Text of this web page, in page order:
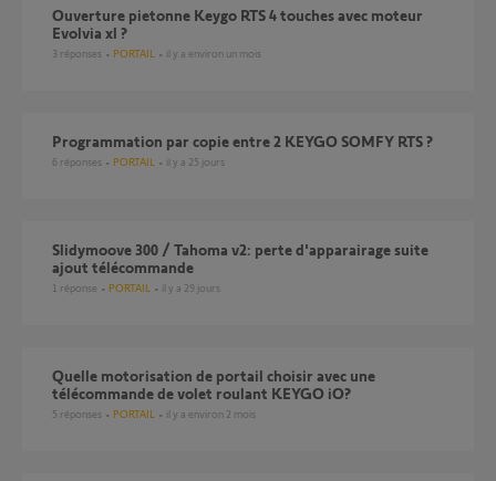
Ouverture pietonne Keygo RTS 4 touches avec moteur
Evolvia xl ?
3 réponses PORTAIL il y a environ un mois
Programmation par copie entre 2 KEYGO SOMFY RTS ?
6 réponses PORTAIL il y a 25 jours
Slidymoove 300 / Tahoma v2: perte d'apparairage suite
ajout télécommande
1 réponse PORTAIL il y a 29 jours
Quelle motorisation de portail choisir avec une
télécommande de volet roulant KEYGO iO?
5 réponses PORTAIL il y a environ 2 mois